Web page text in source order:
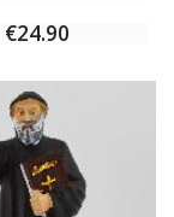
€24.90